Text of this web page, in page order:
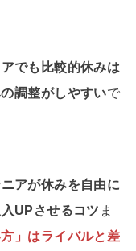
でも比較的休みは
調整がしやすいで
アが休みを自由に
UPさせるコツ ま
」はライバルと差